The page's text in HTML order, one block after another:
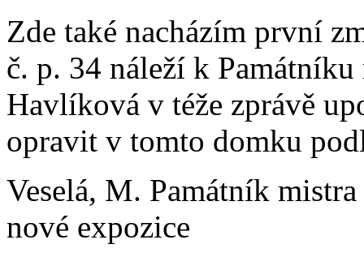
Zde také nacházím první
č. p. 34 náleží k
Havlíková v téže zprávě
opravit v tomto domku
Veselá, M. Památník
nové expozice